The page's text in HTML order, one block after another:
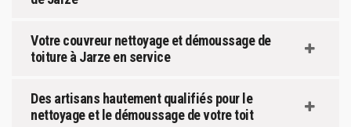
Votre couvreur nettoyage et démoussage de
toiture à Jarze en service
Des artisans hautement qualifiés pour le
nettoyage et le démoussage de votre toit